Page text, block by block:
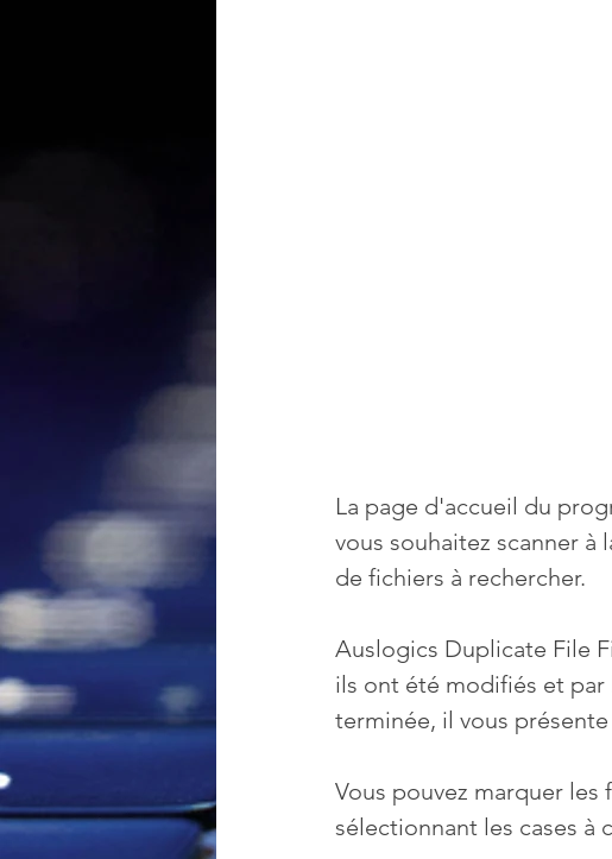
La page d'accueil du
vous souhaitez scanner
de fichiers à rechercher.
Auslogics Duplicate File
ils ont été modifiés et
terminée, il vous
Vous pouvez marquer
sélectionnant les cases à